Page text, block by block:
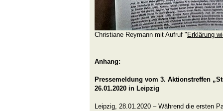
Christiane Reymann mit Aufruf " Erklärung
Anhang:
Pressemeldung vom 3. Aktionstreffen
26.01.2020 in Leipzig
Leipzig, 28.01.2020 – Während die ersten